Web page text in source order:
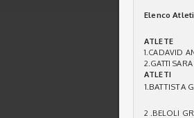
Elenco
ATLETE
1.CADAVID
2.GATTI
ATLETI
1.BATTISTA
2 .BELOLI